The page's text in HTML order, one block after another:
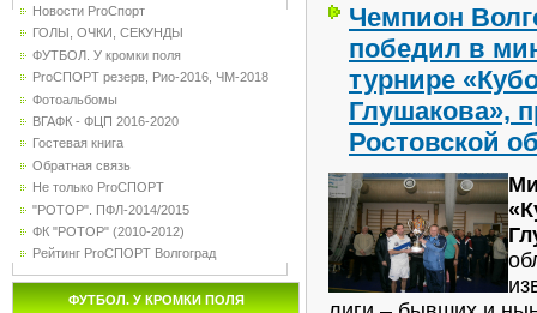
Новости ProСпорт
ГОЛЫ, ОЧКИ, СЕКУНДЫ
ФУТБОЛ. У кромки поля
ProСПОРТ резерв, Рио-2016, ЧМ-2018
Фотоальбомы
ВГАФК - ФЦП 2016-2020
Гостевая книга
Обратная связь
Не только ProСПОРТ
"РОТОР". ПФЛ-2014/2015
ФК "РОТОР" (2010-2012)
Рейтинг ProСПОРТ Волгоград
ФУТБОЛ. У КРОМКИ ПОЛЯ
Чемпион
победил в
турнире
Глушакова»,
Ростовской